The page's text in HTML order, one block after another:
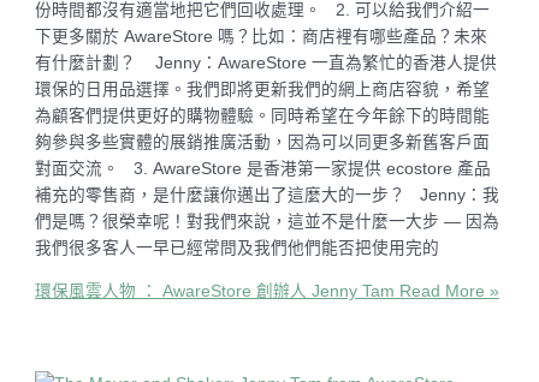
份時間都沒有適當地把它們回收處理。 2. 可以給我們介紹一
下更多關於 AwareStore 嗎？比如：商店裡有哪些產品？未來
有什麼計劃？ Jenny：AwareStore 一直為繁忙的香港人提供
環保的日用品選擇。我們即將更新我們的網上商店容貌，希望
為顧客們提供更好的購物體驗。同時希望在今年餘下的時間能
夠參與多些實體的展銷推廣活動，因為可以同更多新舊客戶面
對面交流。 3. AwareStore 是香港第一家提供 ecostore 產品
補充的零售商，是什麼讓你邁出了這麼大的一步？ Jenny：我
們是嗎？很榮幸呢！對我們來說，這並不是什麼一大步 — 因為
我們很多客人一早已經常問及我們他們能否把使用完的
環保風雲人物 ： AwareStore 創辦人 Jenny Tam Read More »